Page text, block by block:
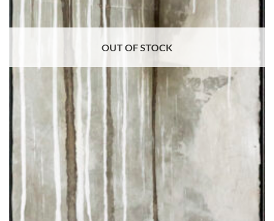
OUT OF STOCK